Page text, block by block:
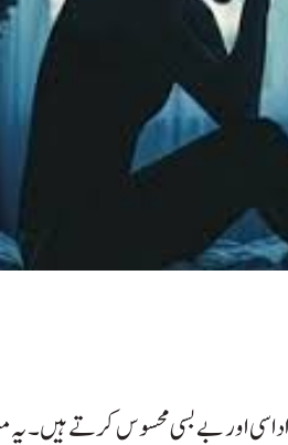
اداسی اور بے بسی محسوس کرتے ہیں۔